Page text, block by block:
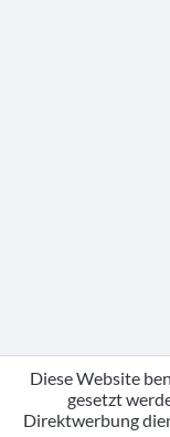
Diese Website
gesetzt
Direktwerbung